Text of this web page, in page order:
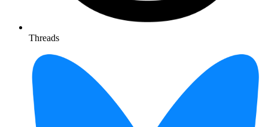
Threads